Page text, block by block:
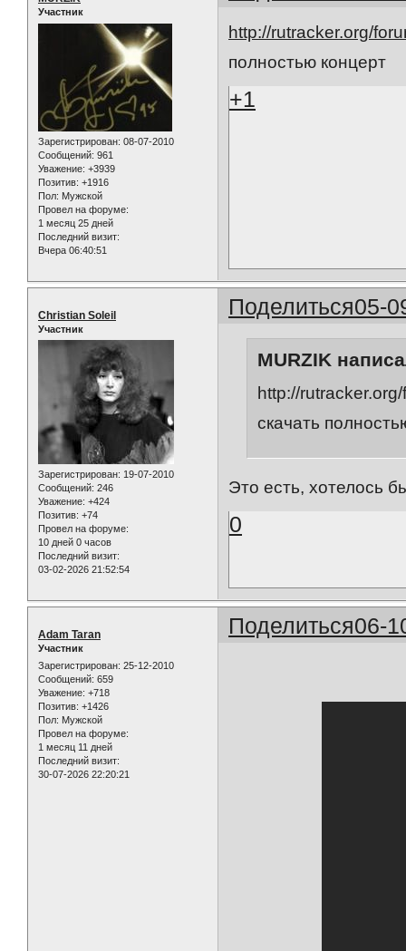
Участник
Зарегистрирован: 08-07-2010
Сообщений: 961
Уважение: +3939
Позитив: +1916
Пол: Мужской
Провел на форуме:
1 месяц 25 дней
Последний визит:
Вчера 06:40:51
http://rutracker.org/
полностью концерт
+1
Поделиться05-
Christian Soleil
Участник
Зарегистрирован: 19-07-2010
Сообщений: 246
Уважение: +424
Позитив: +74
Провел на форуме:
10 дней 0 часов
Последний визит:
03-02-2026 21:52:54
MURZIK
http://
скачать
Это есть, хотелось
0
Поделиться06-
Adam Taran
Участник
Зарегистрирован: 25-12-2010
Сообщений: 659
Уважение: +718
Позитив: +1426
Пол: Мужской
Провел на форуме:
1 месяц 11 дней
Последний визит:
30-07-2026 22:20:21